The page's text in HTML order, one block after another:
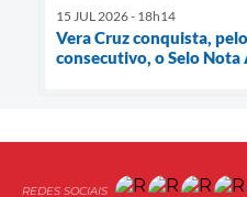
15 JUL 2026 - 18h14
Vera Cruz conquista,
consecutivo, o Selo Nota